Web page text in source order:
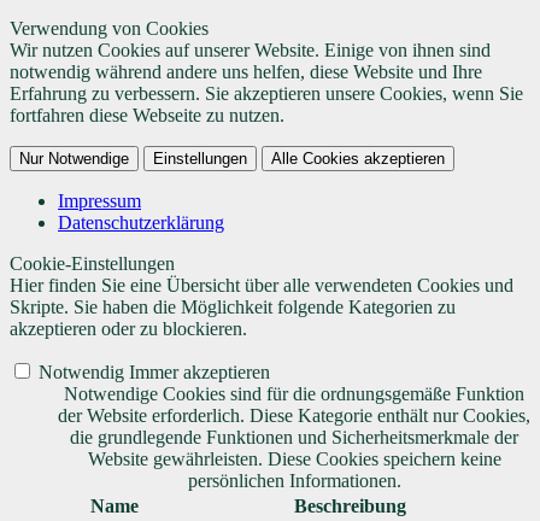
Verwendung von Cookies
Wir nutzen Cookies auf unserer Website. Einige von ihnen sind
notwendig während andere uns helfen, diese Website und Ihre
Erfahrung zu verbessern. Sie akzeptieren unsere Cookies, wenn Sie
fortfahren diese Webseite zu nutzen.
Nur Notwendige Einstellungen Alle Cookies akzeptieren
Impressum
Datenschutzerklärung
Cookie-Einstellungen
Hier finden Sie eine Übersicht über alle verwendeten Cookies und
Skripte. Sie haben die Möglichkeit folgende Kategorien zu
akzeptieren oder zu blockieren.
Notwendig Immer akzeptieren
Notwendige Cookies sind für die ordnungsgemäße Funktion
der Website erforderlich. Diese Kategorie enthält nur Cookies,
die grundlegende Funktionen und Sicherheitsmerkmale der
Website gewährleisten. Diese Cookies speichern keine
persönlichen Informationen.
Name
Beschreibung